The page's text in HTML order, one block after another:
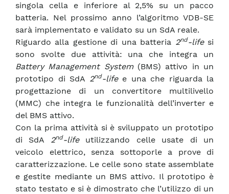
singola cella e inferiore al 2,5% su un pacco
batteria. Nel prossimo anno l’algoritmo VDB-SE
sarà implementato e validato su un SdA reale.
Riguardo alla gestione di una batteria 2nd-lifesi
sono svolte due attività: una che integra un
Battery Management System(BMS) attivo in un
prototipo di SdA 2nd-lifee una che riguarda la
progettazione di un convertitore multilivello
(MMC) che integra le funzionalità dell’inverter e
del BMS attivo.
Con la prima attività si è sviluppato un prototipo
di SdA 2nd-lifeutilizzando celle usate di un
veicolo elettrico, senza sottoporle a prove di
caratterizzazione. Le celle sono state assemblate
e gestite mediante un BMS attivo. Il prototipo è
stato testato e si è dimostrato che l’utilizzo di un